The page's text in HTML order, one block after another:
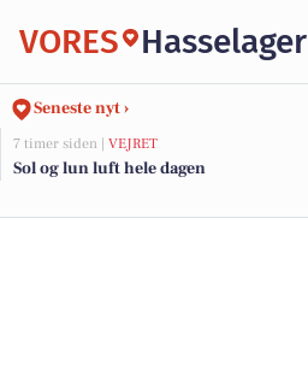
VORES Hasselager
Seneste nyt ›
7 timer siden | VEJRET
Sol og lun luft hele dagen